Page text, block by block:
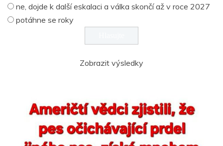
ne, dojde k další eskalaci a válka skončí až v roce 2027
potáhne se roky
Zobrazit výsledky